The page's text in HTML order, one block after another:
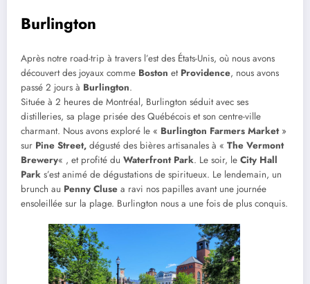
Burlington
Après notre road-trip à travers l’est des États-Unis, où nous avons
découvert des joyaux comme Boston et Providence, nous avons
passé 2 jours à Burlington.
Située à 2 heures de Montréal, Burlington séduit avec ses
distilleries, sa plage prisée des Québécois et son centre-ville
charmant. Nous avons exploré le « Burlington Farmers Market»
sur Pine Street, dégusté des bières artisanales à « The Vermont
Brewery« , et profité du Waterfront Park. Le soir, le City Hall
Park s’est animé de dégustations de spiritueux. Le lendemain, un
brunch au Penny Cluse a ravi nos papilles avant une journée
ensoleillée sur la plage. Burlington nous a une fois de plus conquis.